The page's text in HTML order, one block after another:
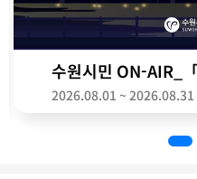
수원시민 ON-AIR_
2026.08.01 ~ 2026.08.31